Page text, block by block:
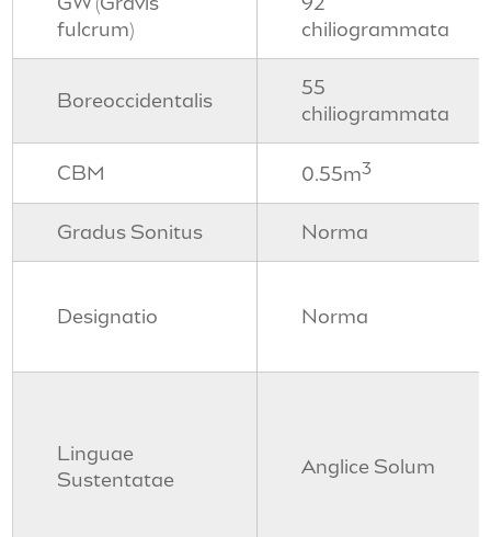
fulcrum)
chiliogrammata
Boreoccidentalis
55
chiliogrammata
CBM 0.55m3
Gradus Sonitus Norma
Designatio Norma
Linguae
Sustentatae
Anglice Solum